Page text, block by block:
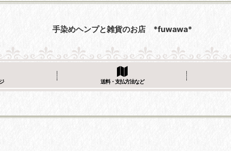
手染めヘンプと雑貨のお店 *fuwawa*
送料・支払方法など